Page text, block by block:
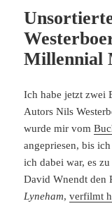
Millennial
Ich habe jetzt zwei
Autors Nils
wurde mir vom
angepriesen, bis
ich dabei war, es
David Wnendt den
Lyneham,verfilmt